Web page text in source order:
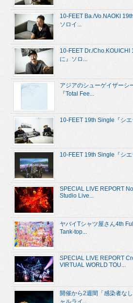
10-FEET Ba./Vo.NAOKI
ソロイ...
10-FEET Dr./Cho.KOUICHI
に』ソロ...
アジアのシューゲイザーシ
『Total Fee...
10-FEET 19th Single『シ
10-FEET 19th Single『シ
SPECIAL LIVE REPORT
Studio Live...
ヤバイTシャツ屋さん4th
Tank-top...
SPECIAL LIVE REPORT
VIRTUAL WORLD TOU...
開催から2週間「感染者な
ャルライ...